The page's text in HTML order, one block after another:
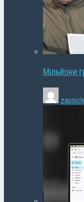
Мільйони
zapsich